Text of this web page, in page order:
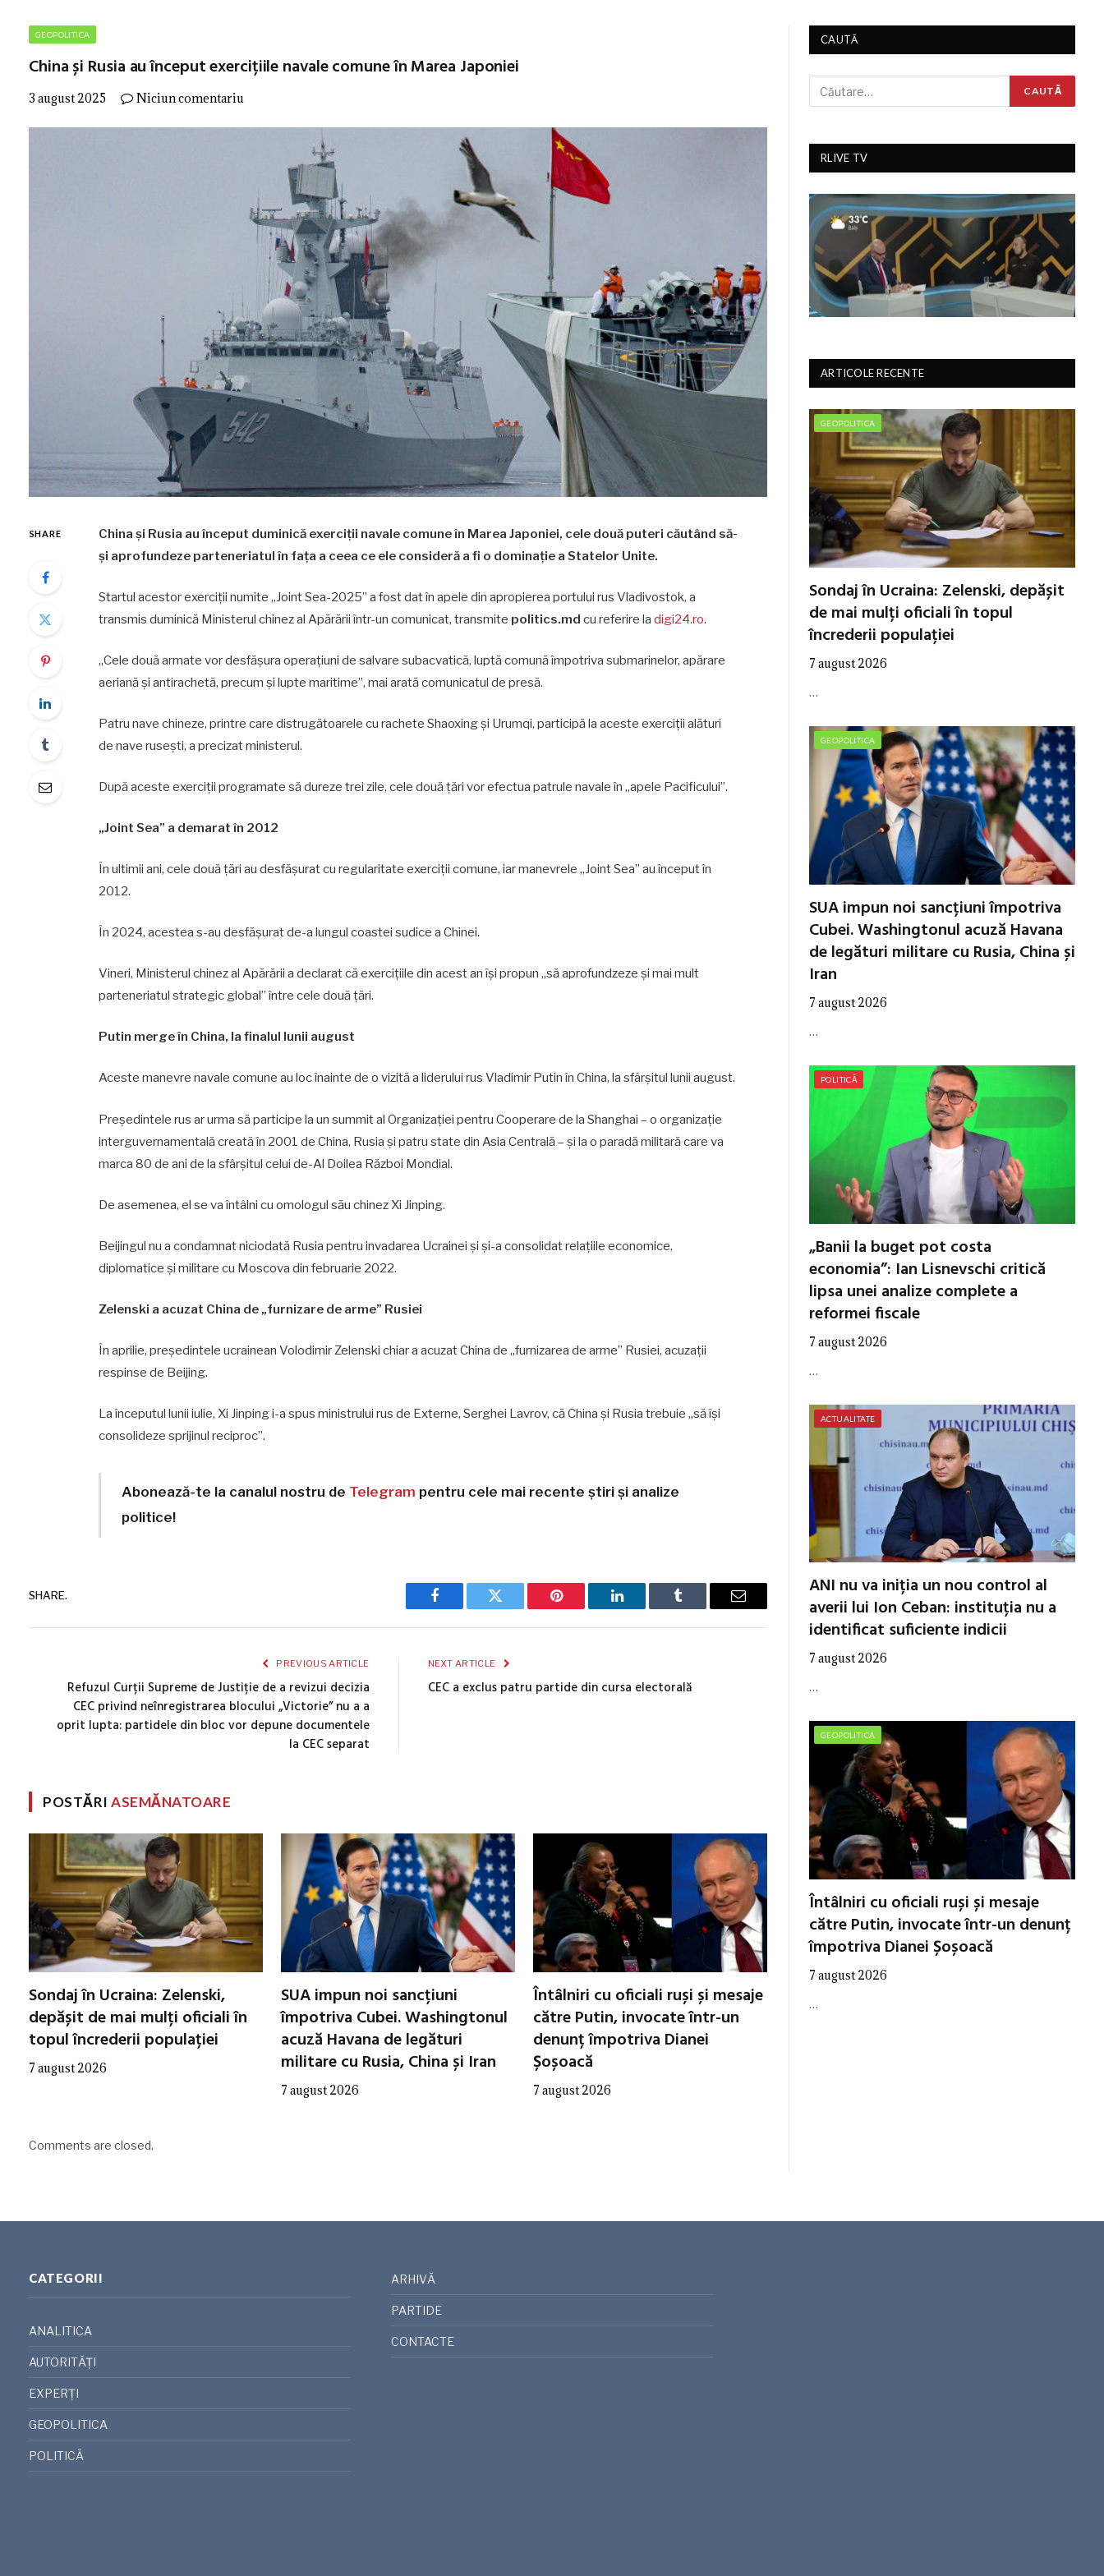
GEOPOLITICA
China și Rusia au început exercițiile navale comune în Marea Japoniei
3 august 2025 Niciun comentariu
SHARE
China şi Rusia au început duminică exerciţii navale comune în Marea Japoniei, cele două puteri căutând să-
şi aprofundeze parteneriatul în faţa a ceea ce ele consideră a fi o dominaţie a Statelor Unite.
Startul acestor exerciţii numite „Joint Sea-2025” a fost dat în apele din apropierea portului rus Vladivostok, a
transmis duminică Ministerul chinez al Apărării într-un comunicat, transmite politics.md cu referire la digi24.ro.
„Cele două armate vor desfăşura operaţiuni de salvare subacvatică, luptă comună împotriva submarinelor, apărare
aeriană şi antirachetă, precum şi lupte maritime”, mai arată comunicatul de presă.
Patru nave chineze, printre care distrugătoarele cu rachete Shaoxing şi Urumqi, participă la aceste exerciţii alături
de nave ruseşti, a precizat ministerul.
După aceste exerciţii programate să dureze trei zile, cele două ţări vor efectua patrule navale în „apele Pacificului”.
„Joint Sea” a demarat în 2012
În ultimii ani, cele două ţări au desfăşurat cu regularitate exerciţii comune, iar manevrele „Joint Sea” au început în
2012.
În 2024, acestea s-au desfăşurat de-a lungul coastei sudice a Chinei.
Vineri, Ministerul chinez al Apărării a declarat că exerciţiile din acest an îşi propun „să aprofundzeze şi mai mult
parteneriatul strategic global” între cele două ţări.
Putin merge în China, la finalul lunii august
Aceste manevre navale comune au loc înainte de o vizită a liderului rus Vladimir Putin în China, la sfârşitul lunii august.
Preşedintele rus ar urma să participe la un summit al Organizaţiei pentru Cooperare de la Shanghai – o organizaţie
interguvernamentală creată în 2001 de China, Rusia şi patru state din Asia Centrală – şi la o paradă militară care va
marca 80 de ani de la sfârşitul celui de-Al Doilea Război Mondial.
De asemenea, el se va întâlni cu omologul său chinez Xi Jinping.
Beijingul nu a condamnat niciodată Rusia pentru invadarea Ucrainei şi şi-a consolidat relaţiile economice,
diplomatice şi militare cu Moscova din februarie 2022.
Zelenski a acuzat China de „furnizare de arme” Rusiei
În aprilie, preşedintele ucrainean Volodimir Zelenski chiar a acuzat China de „furnizarea de arme” Rusiei, acuzaţii
respinse de Beijing.
La începutul lunii iulie, Xi Jinping i-a spus ministrului rus de Externe, Serghei Lavrov, că China şi Rusia trebuie „să îşi
consolideze sprijinul reciproc”.
Abonează-te la canalul nostru de Telegram pentru cele mai recente știri și analize
politice!
SHARE.
Facebook Twitter Pinterest LinkedIn Tumblr Email
PREVIOUS ARTICLE
Refuzul Curții Supreme de Justiție de a revizui decizia
CEC privind neînregistrarea blocului „Victorie” nu a a
oprit lupta: partidele din bloc vor depune documentele
la CEC separat
NEXT ARTICLE
CEC a exclus patru partide din cursa electorală
POSTĂRIASEMĂNATOARE
Sondaj în Ucraina: Zelenski,
depășit de mai mulți oficiali în
topul încrederii populației
7 august 2026
SUA impun noi sancțiuni
împotriva Cubei. Washingtonul
acuză Havana de legături
militare cu Rusia, China și Iran
7 august 2026
Întâlniri cu oficiali ruși și mesaje
către Putin, invocate într-un
denunț împotriva Dianei
Șoșoacă
7 august 2026
Comments are closed.
CAUTĂ
RLIVE TV
ARTICOLE RECENTE
GEOPOLITICA
Sondaj în Ucraina: Zelenski, depășit
de mai mulți oficiali în topul
încrederii populației
7 august 2026
…
GEOPOLITICA
SUA impun noi sancțiuni împotriva
Cubei. Washingtonul acuză Havana
de legături militare cu Rusia, China și
Iran
7 august 2026
…
POLITICĂ
„Banii la buget pot costa
economia”: Ian Lisnevschi critică
lipsa unei analize complete a
reformei fiscale
7 august 2026
…
ACTUALITATE
ANI nu va iniția un nou control al
averii lui Ion Ceban: instituția nu a
identificat suficiente indicii
7 august 2026
…
GEOPOLITICA
Întâlniri cu oficiali ruși și mesaje
către Putin, invocate într-un denunț
împotriva Dianei Șoșoacă
7 august 2026
…
CATEGORII
ANALITICA
AUTORITĂȚI
EXPERȚI
GEOPOLITICA
POLITICĂ
ARHIVĂ
PARTIDE
CONTACTE